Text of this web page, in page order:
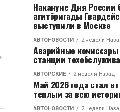
Накануне Дня России
агитбригады
выступили в Москве
АВТОНОВОСТИ 2 недели
Аварийные
станции
АВТОРСКИЕ 2 недели Назад
Май 2026 года стал
теплым за всю
АВТОНОВОСТИ 2 недели